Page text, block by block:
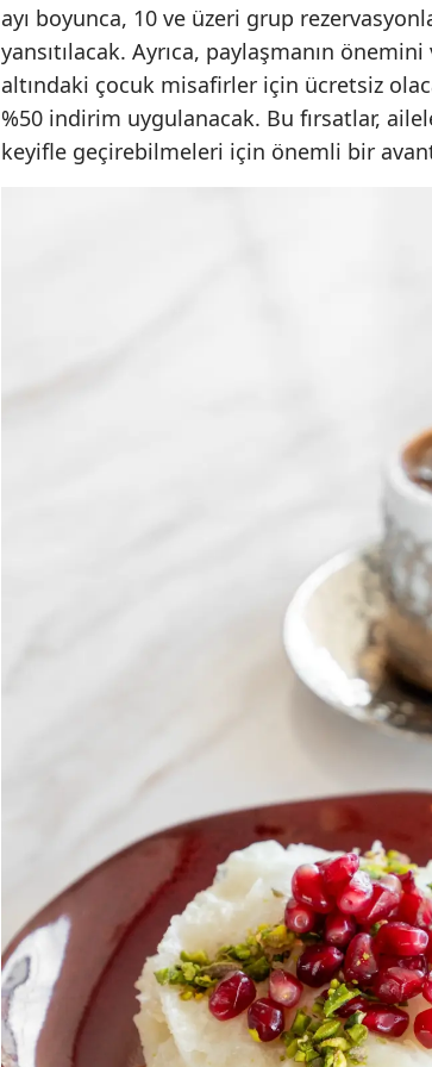
ayı boyunca, 10 ve üzeri grup
yansıtılacak. Ayrıca, paylaşmanın
altındaki çocuk misafirler için ücretsiz
%50 indirim uygulanacak. Bu fırsatlar,
keyifle geçirebilmeleri için önemli bir